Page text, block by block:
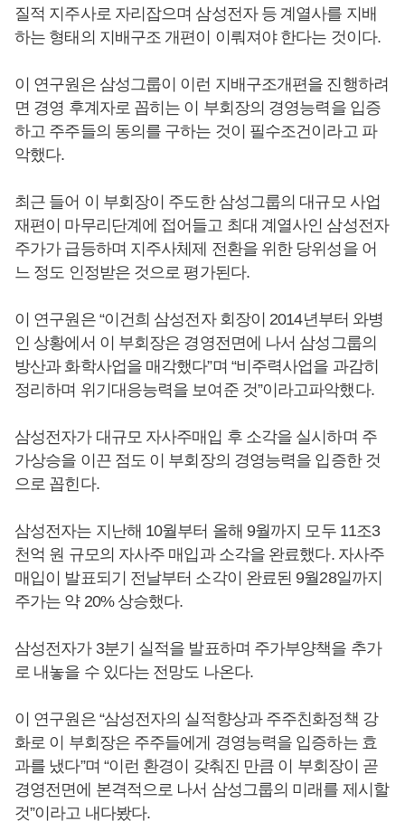
질적 지주사로 자리잡으며 삼성전자 등 계열사를 지배
하는 형태의 지배구조 개편이 이뤄져야 한다는 것이다.
이 연구원은 삼성그룹이 이런 지배구조개편을 진행하려
면 경영 후계자로 꼽히는 이 부회장의 경영능력을 입증
하고 주주들의 동의를 구하는 것이 필수조건이라고 파
악했다.
최근 들어 이 부회장이 주도한 삼성그룹의 대규모 사업
재편이 마무리단계에 접어들고 최대 계열사인 삼성전자
주가가 급등하며 지주사체제 전환을 위한 당위성을 어
느 정도 인정받은 것으로 평가된다.
이 연구원은 “이건희 삼성전자 회장이 2014년부터 와병
인 상황에서 이 부회장은 경영전면에 나서 삼성그룹의
방산과 화학사업을 매각했다”며 “비주력사업을 과감히
정리하며 위기대응능력을 보여준 것”이라고파악했다.
삼성전자가 대규모 자사주매입 후 소각을 실시하며 주
가상승을 이끈 점도 이 부회장의 경영능력을 입증한 것
으로 꼽힌다.
삼성전자는 지난해 10월부터 올해 9월까지 모두 11조3
천억 원 규모의 자사주 매입과 소각을 완료했다. 자사주
매입이 발표되기 전날부터 소각이 완료된 9월28일까지
주가는 약 20% 상승했다.
삼성전자가 3분기 실적을 발표하며 주가부양책을 추가
로 내놓을 수 있다는 전망도 나온다.
이 연구원은 “삼성전자의 실적향상과 주주친화정책 강
화로 이 부회장은 주주들에게 경영능력을 입증하는 효
과를 냈다”며 “이런 환경이 갖춰진 만큼 이 부회장이 곧
경영전면에 본격적으로 나서 삼성그룹의 미래를 제시할
것”이라고 내다봤다.